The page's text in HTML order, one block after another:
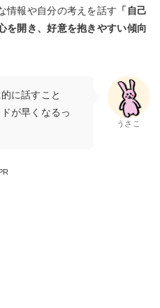
情報や自分の考えを話す 「自己
を開き、好意を抱きやすい傾向
に話すこと
が早くなるっ
うさこ